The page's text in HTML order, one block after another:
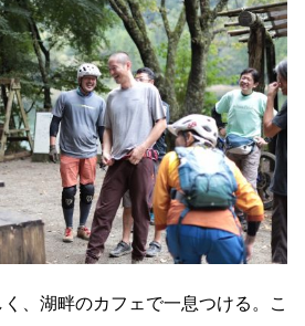
、湖畔のカフェで一息つける。こ